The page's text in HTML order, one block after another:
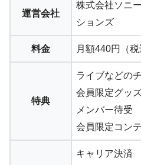
運営会社
株式会社ソニ
ションズ
料金 月額440円（税
特典
ライブなどの
会員限定グッ
メンバー待受
会員限定コン
キャリア決済